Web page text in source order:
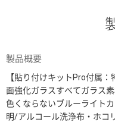
製品概要
【貼り付けキットPro付属
面強化ガラスすべてガラス
色くならないブルーライト
明/アルコール洗浄布・ホコ